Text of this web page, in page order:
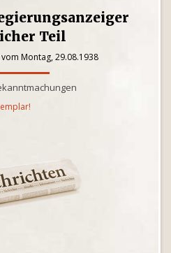
Teil
Montag, 29.08.1938